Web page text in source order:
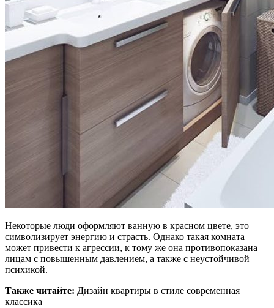
Некоторые люди оформляют ванную в красном цвете, это
символизирует энергию и страсть. Однако такая комната
может привести к агрессии, к тому же она противопоказана
лицам с повышенным давлением, а также с неустойчивой
психикой.
Также читайте: Дизайн квартиры в стиле современная
классика